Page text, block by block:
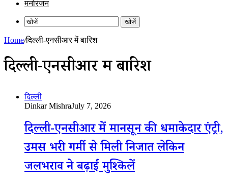
मनोरंजन
खोजें
Home/दिल्ली-एनसीआर में बारिश
दिल्ली-एनसीआर में बारिश
दिल्ली
Dinkar MishraJuly 7, 2026
दिल्ली-एनसीआर में मानसून की धमाकेदार एंट्री,
उमस भरी गर्मी से मिली निजात लेकिन
जलभराव ने बढ़ाईं मुश्किलें